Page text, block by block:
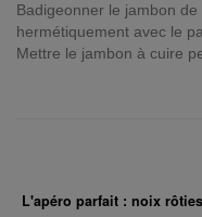
Badigeonner le jambon
hermétiquement avec le
Mettre le jambon à cuire
L'apéro parfait : noix